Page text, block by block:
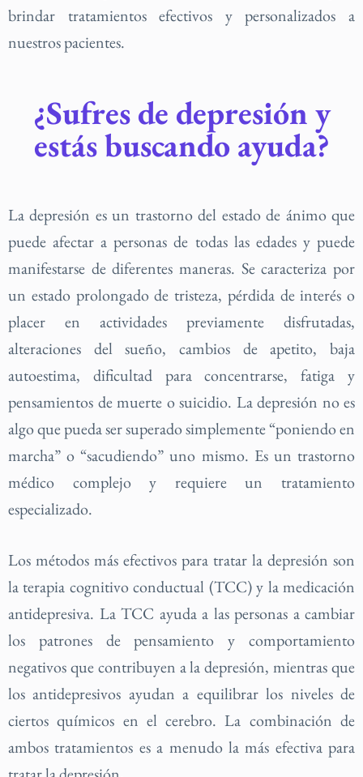
brindar tratamientos efectivos y personalizados a
nuestros pacientes.
¿Sufres de depresión y
estás buscando ayuda?
La depresión es un trastorno del estado de ánimo que
puede afectar a personas de todas las edades y puede
manifestarse de diferentes maneras. Se caracteriza por
un estado prolongado de tristeza, pérdida de interés o
placer en actividades previamente disfrutadas,
alteraciones del sueño, cambios de apetito, baja
autoestima, dificultad para concentrarse, fatiga y
pensamientos de muerte o suicidio. La depresión no es
algo que pueda ser superado simplemente “poniendo en
marcha” o “sacudiendo” uno mismo. Es un trastorno
médico complejo y requiere un tratamiento
especializado.
Los métodos más efectivos para tratar la depresión son
la terapia cognitivo conductual (TCC) y la medicación
antidepresiva. La TCC ayuda a las personas a cambiar
los patrones de pensamiento y comportamiento
negativos que contribuyen a la depresión, mientras que
los antidepresivos ayudan a equilibrar los niveles de
ciertos químicos en el cerebro. La combinación de
ambos tratamientos es a menudo la más efectiva para